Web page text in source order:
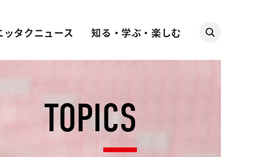
ッタクニュース 知る・学ぶ・楽しむ
TOPICS